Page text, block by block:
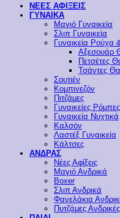
ΝΕΕΣ ΑΦΙΞΕΙΣ
ΓΥΝΑΙΚΑ
Μαγιό Γυναικεία
Σλιπ Γυναικεία
Γυναικεία
Αξεσουάρ
Πετσέτες
Τσάντες
Σουτιέν
Κομπινεζόν
Πιτζάμες
Γυναικείες Ρόμπες
Γυναικεία Νυχτικά
Καλσόν
Λαστέξ Γυναικεία
Κάλτσες
ΑΝΔΡΑΣ
Νέες Αφίξεις
Μαγιό Ανδρικά
Boxer
Σλιπ Ανδρικά
Φανελάκια
Πυτζάμες Ανδρικές